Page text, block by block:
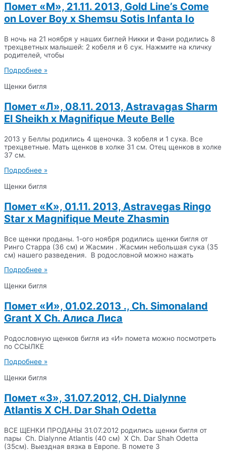
Помет «М», 21.11. 2013, Gold Line’s Come
on Lover Boy x Shemsu Sotis Infanta Io
В ночь на 21 ноября у наших биглей Никки и Фани родились 8
трехцветных малышей: 2 кобеля и 6 сук. Нажмите на кличку
родителей, чтобы
Подробнее »
Щенки бигля
Помет «Л», 08.11. 2013, Astravagas Sharm
El Sheikh x Magnifique Meute Belle
2013 у Беллы родились 4 щеночка. 3 кобеля и 1 сука. Все
трехцветные. Мать щенков в холке 31 см. Отец щенков в холке
37 см.
Подробнее »
Щенки бигля
Помет «К», 01.11. 2013, Astravegas Ringo
Star x Magnifique Meute Zhasmin
Все щенки проданы. 1-ого ноября родились щенки бигля от
Ринго Старра (36 см) и Жасмин . Жасмин небольшая сука (35
см) нашего разведения. В родословной можно нажать
Подробнее »
Щенки бигля
Помет «И», 01.02.2013 ., Ch. Simonaland
Grant X Ch. Алиса Лиса
Родословную щенков бигля из «И» помета можно посмотреть
по ССЫЛКЕ
Подробнее »
Щенки бигля
Помет «З», 31.07.2012, CH. Dialynne
Atlantis X CH. Dar Shah Odetta
ВСЕ ЩЕНКИ ПРОДАНЫ 31.07.2012 родились щенки бигля от
пары Ch. Dialynne Atlantis (40 см) X Ch. Dar Shah Odetta
(35см). Выездная вязка в Европе. В помете 3